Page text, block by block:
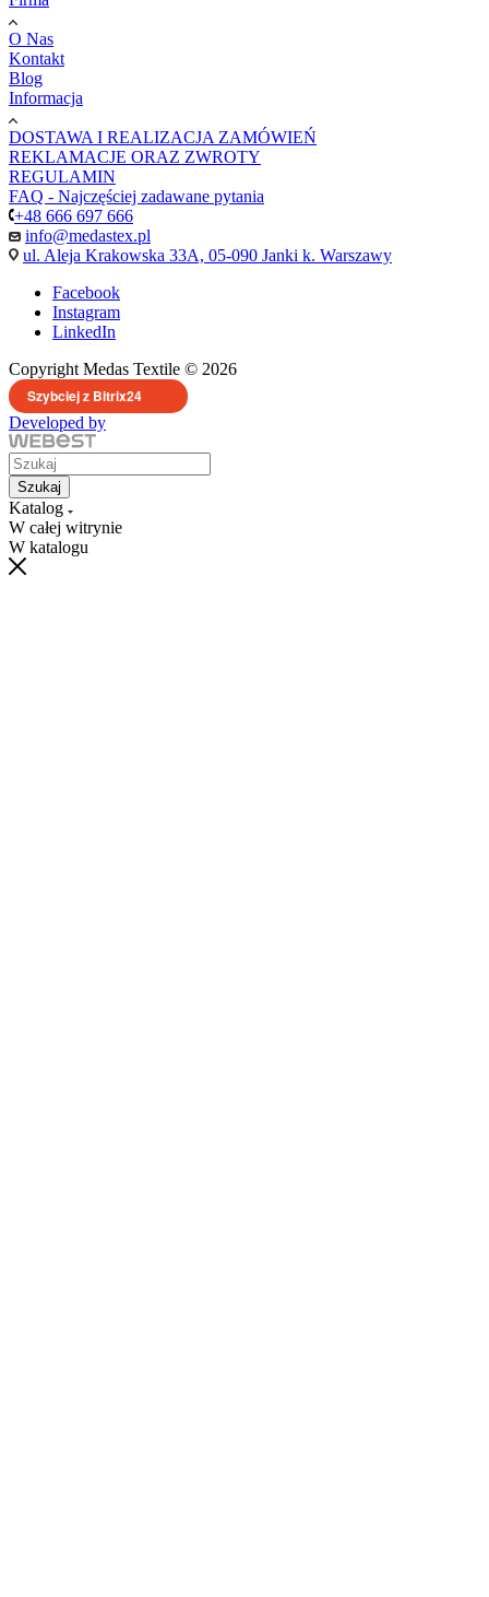
O Nas
Kontakt
Blog
Informacja
DOSTAWA I REALIZACJA ZAMÓWIEŃ
REKLAMACJE ORAZ ZWROTY
REGULAMIN
FAQ - Najczęściej zadawane pytania
+48 666 697 666
info@medastex.pl
ul. Aleja Krakowska 33A, 05-090 Janki k. Warszawy
Facebook
Instagram
LinkedIn
Copyright Medas Textile © 2026
Szybciej z Bitrix24
Developed by
Szukaj
Katalog
W całej witrynie
W katalogu